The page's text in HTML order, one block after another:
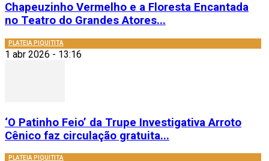
Chapeuzinho Vermelho e a Floresta Encantada
no Teatro do Grandes Atores...
PLATEIA PIQUITITA
1 abr 2026 - 13:16
‘O Patinho Feio’ da Trupe Investigativa Arroto
Cênico faz circulação gratuita...
PLATEIA PIQUITITA